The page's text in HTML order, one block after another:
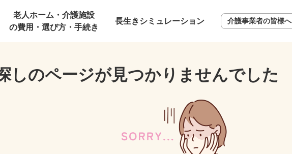
老人ホーム・介護施設
の費用・選び方・手続き
長生きシミュレーション 介護事業者の皆様へ
しのページが見つかりませんでした